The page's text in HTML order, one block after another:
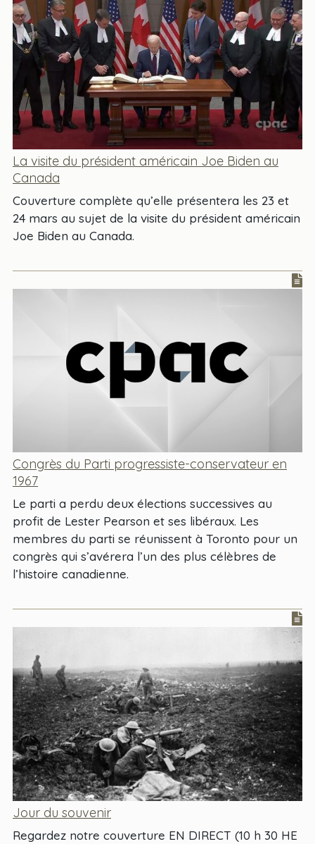
La visite du président américain Joe Biden au
Canada
Couverture complète qu’elle présentera les 23 et
24 mars au sujet de la visite du président américain
Joe Biden au Canada.
Congrès du Parti progressiste-conservateur en
1967
Le parti a perdu deux élections successives au
profit de Lester Pearson et ses libéraux. Les
membres du parti se réunissent à Toronto pour un
congrès qui s’avérera l’un des plus célèbres de
l’histoire canadienne.
Jour du souvenir
Regardez notre couverture EN DIRECT (10 h 30 HE